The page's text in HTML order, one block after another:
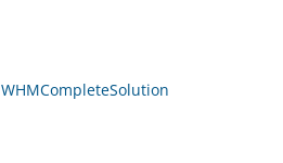
WHMCompleteSolution